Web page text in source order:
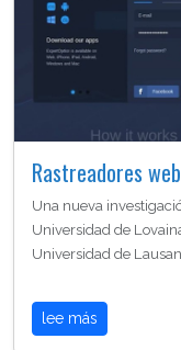
Rastreadores
Una nueva
Universidad de
Universidad de
lee más